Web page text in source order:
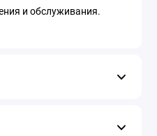
и обслуживания.